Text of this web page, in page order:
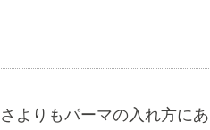
よりもパーマの入れ方にあ